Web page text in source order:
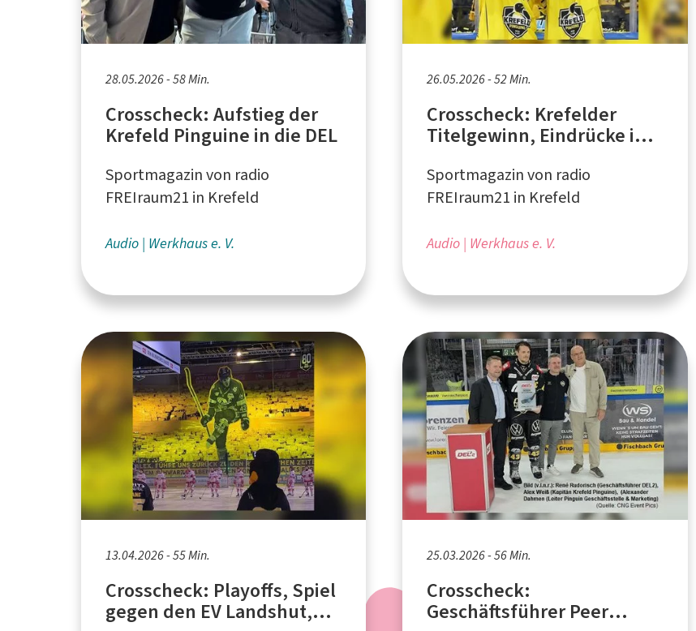
28.05.2026 - 58 Min.
Crosscheck: Aufstieg der
Krefeld Pinguine in die DEL
Sportmagazin von radio
FREIraum21 in Krefeld
Audio Werkhaus e. V.
26.05.2026 - 52 Min.
Crosscheck: Krefelder
Titelgewinn, Eindrücke in
Sportmagazin von radio
FREIraum21 in Krefeld
Audio Werkhaus e. V.
13.04.2026 - 55 Min.
Crosscheck: Playoffs, Spiel
gegen den EV Landshut,
25.03.2026 - 56 Min.
Crosscheck:
Geschäftsführer Peer